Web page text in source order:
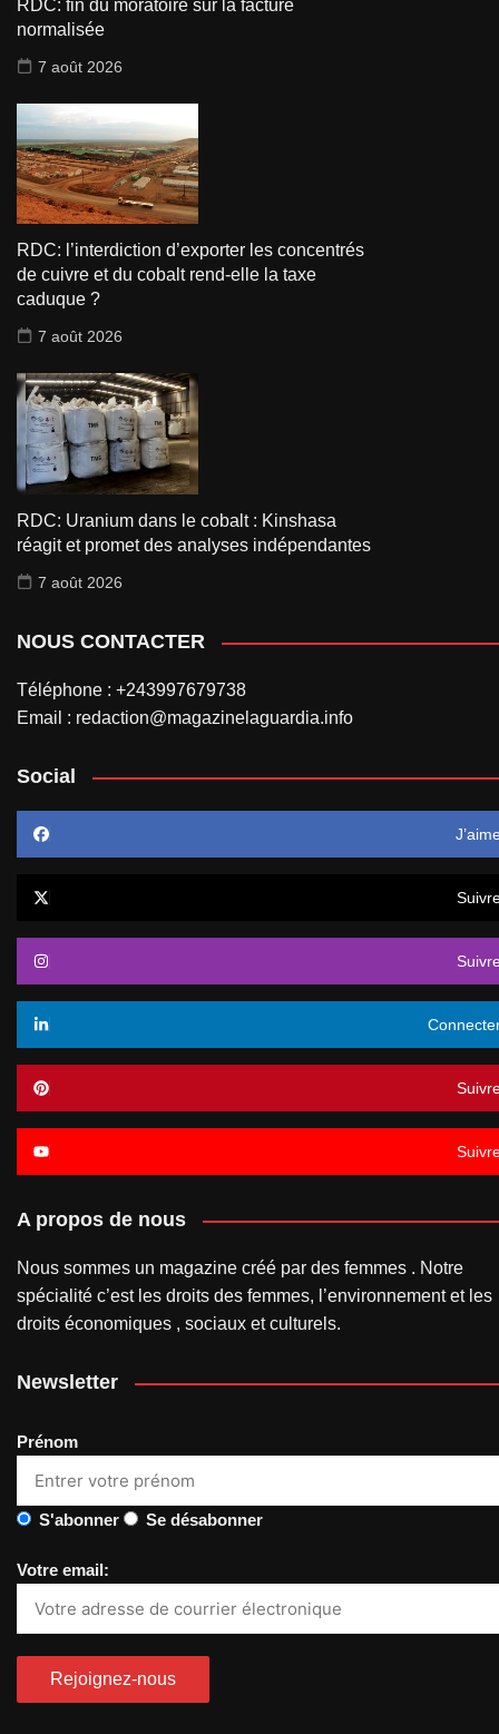
RDC: fin du moratoire sur la facture
normalisée
7 août 2026
RDC: l’interdiction d’exporter les concentrés
de cuivre et du cobalt rend-elle la taxe
caduque ?
7 août 2026
RDC: Uranium dans le cobalt : Kinshasa
réagit et promet des analyses indépendantes
7 août 2026
NOUS CONTACTER
Téléphone : +243997679738
Email : redaction@magazinelaguardia.info
Social
A propos de nous
Nous sommes un magazine créé par des femmes . Notre
spécialité c’est les droits des femmes, l’environnement et les
droits économiques , sociaux et culturels.
Newsletter
Prénom
S'abonner Se désabonner
Votre email: